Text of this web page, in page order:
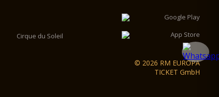
Cirque du Soleil
© 2026 RM EUROPA
TICKET GmbH